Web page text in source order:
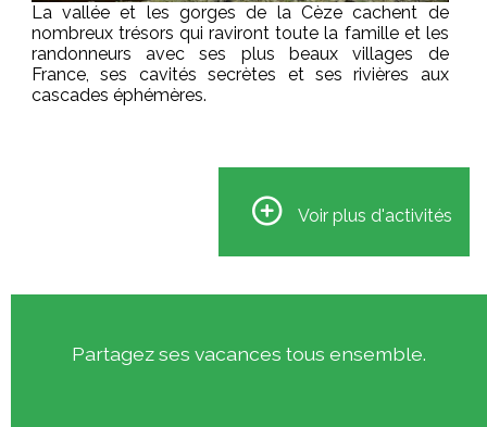
La vallée et les gorges de la Cèze cachent de
nombreux trésors qui raviront toute la famille et les
randonneurs avec ses plus beaux villages de
France, ses cavités secrètes et ses rivières aux
cascades éphémères.
Voir plus d'activités
Partagez ses vacances tous ensemble.